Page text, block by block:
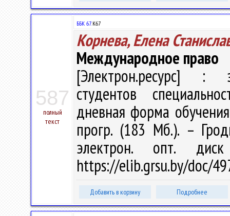
587
полный
текст
ББК 67.К67
Корнева, Елена
Международное право
[Электрон.ресурс] :
студентов
дневная форма
прогр. (183 Мб.). –
электрон. опт.
https://elib.grsu.by/doc/
Добавить в корзину Подробнее